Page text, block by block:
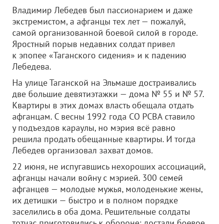
Владимир Лебедев был пассионарием и даже
экстремистом, а афганцы тех лет — пожалуй,
самой организованной боевой силой в городе.
Яростный порыв недавних солдат привел
к эпопее «Таганского сидения» и к падению
Лебедева.
На улице Таганской на Эльмаше достраивались
две большие девятиэтажки — дома № 55 и № 57.
Квартиры в этих домах власть обещала отдать
афганцам. С весны 1992 года СО РСВА ставило
у подъездов караулы, но мэрия всё равно
решила продать обещанные квартиры. И тогда
Лебедев организовал захват домов.
22 июня, не испугавшись нехороших ассоциаций,
афганцы начали войну с мэрией. 300 семей
афганцев — молодые мужья, молоденькие жены,
их детишки — быстро и в полном порядке
заселились в оба дома. Решительные солдаты